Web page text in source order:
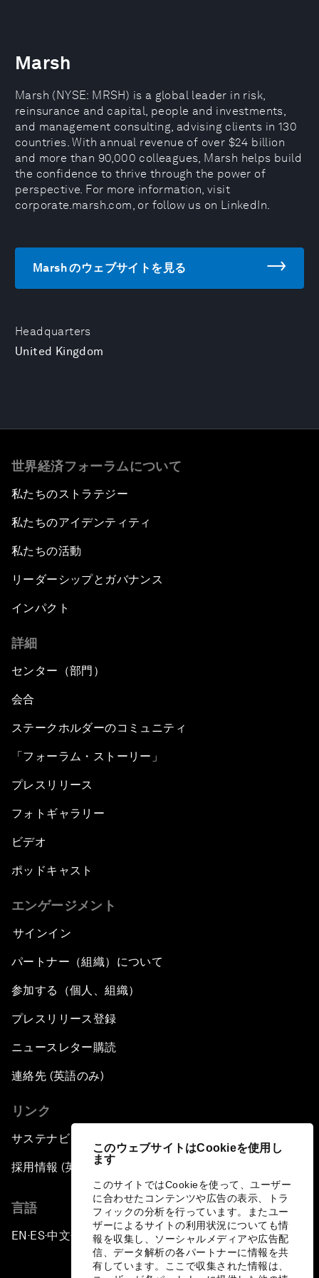
このウェブサイトはCookieを使用し
ます
このサイトではCookieを使って、ユーザー
に合わせたコンテンツや広告の表示、トラ
フィックの分析を行っています。またユー
ザーによるサイトの利用状況についても情
報を収集し、ソーシャルメディアや広告配
信、データ解析の各パートナーに情報を共
有しています。ここで収集された情報は、
Headquarters
United Kingdom
Marsh
Marsh (NYSE: MRSH) is a global leader in risk,
reinsurance and capital, people and investments,
and management consulting, advising clients in 130
countries. With annual revenue of over $24 billion
and more than 90,000 colleagues, Marsh helps build
the confidence to thrive through the power of
perspective. For more information, visit
corporate.marsh.com, or follow us on LinkedIn.
Marsh のウェブサイトを見る
世界経済フォーラムについて
私たちのストラテジー
私たちのアイデンティティ
私たちの活動
リーダーシップとガバナンス
インパクト
詳細
センター（部門）
会合
ステークホルダーのコミュニティ
「フォーラム・ストーリー」
プレスリリース
フォトギャラリー
ビデオ
ポッドキャスト
エンゲージメント
サインイン
パートナー（組織）について
参加する（個人、組織）
プレスリリース登録
ニュースレター購読
連絡先 (英語のみ)
リンク
サステナビリティへの取り組み
採用情報 (英語のみ)
言語
EN ▪ES▪中文▪ 日本語